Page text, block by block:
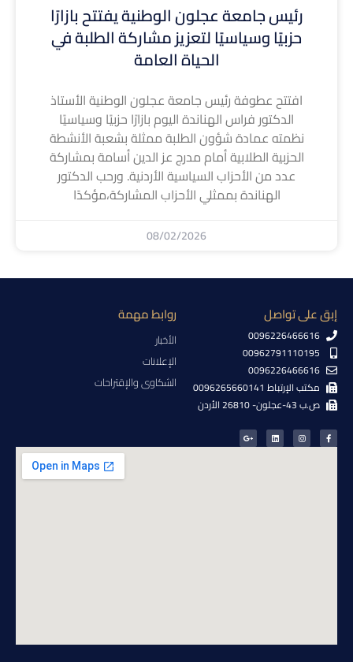
رئيس جامعة عجلون الوطنية يفتتح بازارًا
حزبيًا وسياسيًا لتعزيز مشاركة الطلبة في
الحياة العامة
افتتح عطوفة رئيس جامعة عجلون الوطنية الأستاذ
الدكتور فراس الهناندة اليوم بازارًا حزبيًا وسياسيًا
نظمته عمادة شؤون الطلبة ممثلة بشعبة الأنشطة
الحزبية الطلابية أمام مدرج عز الدين أسامة بمشاركة
عدد من الأحزاب السياسية الأردنية. ورحب الدكتور
الهناندة بممثلي الأحزاب المشاركة،مؤكدًا
08/02/2026
إبق على تواصل
0096226466616
00962791110195
0096226466616
مكتب الإرتباط 0096265660141
ص.ب 43-عجلون- 26810 الأردن
روابط مهمة
الأخبار
الإعلانات
الشكاوى والإقتراحات